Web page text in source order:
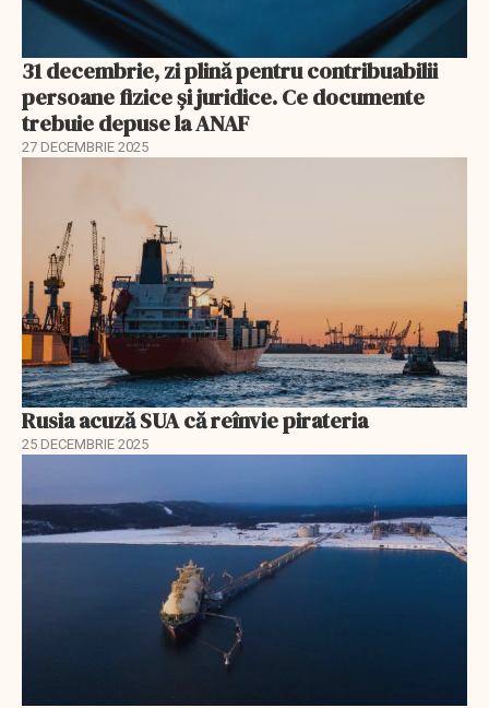
31 decembrie, zi plină pentru contribuabilii
persoane fizice şi juridice. Ce documente
trebuie depuse la ANAF
27 DECEMBRIE 2025
Rusia acuză SUA că reînvie pirateria
25 DECEMBRIE 2025